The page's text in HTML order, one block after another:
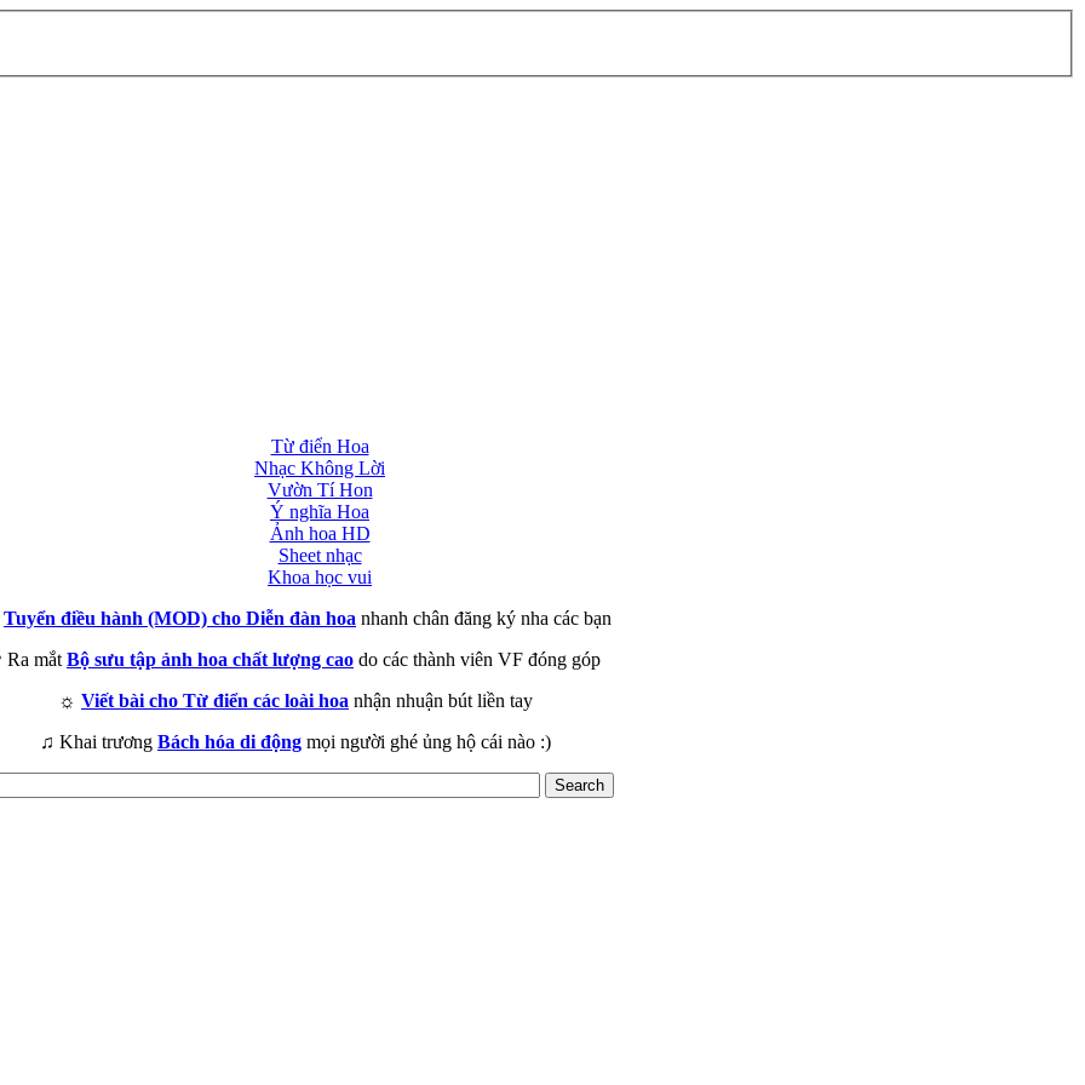
Từ điển Hoa
Nhạc Không Lời
Vườn Tí Hon
Ý nghĩa Hoa
Ảnh hoa HD
Sheet nhạc
Khoa học vui
Tuyển điều hành (MOD) cho Diễn đàn hoa nhanh chân đăng ký nha các bạn
Ra mắt Bộ sưu tập ảnh hoa chất lượng cao do các thành viên VF đóng góp
☼ Viết bài cho Từ điển các loài hoa nhận nhuận bút liền tay
♫ Khai trương Bách hóa di động mọi người ghé ủng hộ cái nào :)